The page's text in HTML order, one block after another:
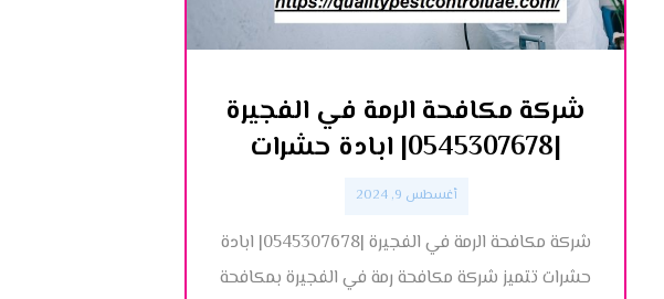
شركة مكافحة الرمة في الفجيرة
|0545307678| ابادة حشرات
أغسطس 9, 2024
شركة مكافحة الرمة في الفجيرة |0545307678| ابادة
حشرات تتميز شركة مكافحة رمة في الفجيرة بمكافحة